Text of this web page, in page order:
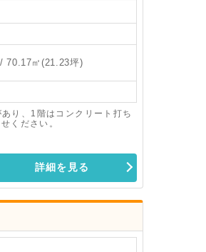
70.17㎡(21.23坪)
り、1階はコンクリート打ち
ください。
詳細を見る